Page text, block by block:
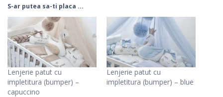
S-ar putea sa-ti placa ...
Lenjerie patut cu
impletitura (bumper) –
capuccino
Lenjerie patut cu
impletitura (bumper) – blue